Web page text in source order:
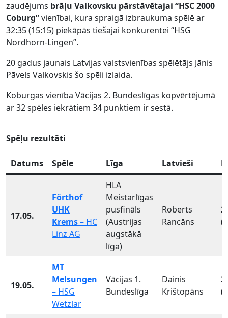
zaudējums brāļu Valkovsku pārstāvētajai “HSC 2000
Coburg”vienībai, kura spraigā izbraukuma spēlē ar
32:35 (15:15) piekāpās tiešajai konkurentei “HSG
Nordhorn-Lingen”.
20 gadus jaunais Latvijas valstsvienības spēlētājs Jānis
Pāvels Valkovskis šo spēli izlaida.
Koburgas vienība Vācijas 2. Bundeslīgas kopvērtējumā
ar 32 spēles iekrātiem 34 punktiem ir sestā.
Spēļu rezultāti
Datums Spēle Līga Latvieši
17.05.
Förthof
UHK
Krems– HC
Linz AG
HLA
Meistarlīgas
pusfināls
(Austrijas
augstākā
līga)
Roberts
Rancāns
19.05.
MT
Melsungen
– HSG
Wetzlar
Vācijas 1.
Bundeslīga
Dainis
Krištopāns